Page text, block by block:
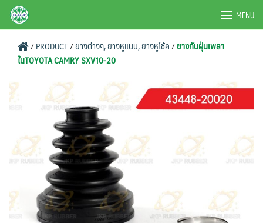
SkipBRPAUTO.COM MENU
/PRODUCT/ยางต่างๆ, ยางหูแนบ, ยางหูโช้ค/ยางกันฝุ่นเพลา
ในTOYOTA CAMRY SXV10-20